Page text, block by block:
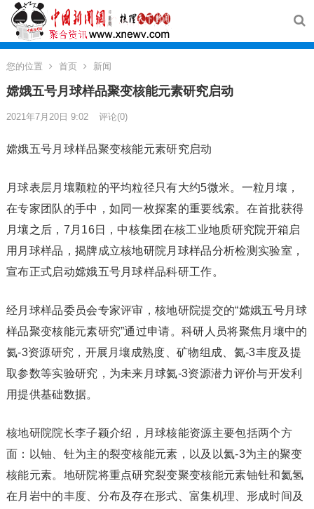
您的位置 首页 新闻
嫦娥五号月球样品聚变核能元素研究启动
2021年7月20日 9:02 评论(0)
嫦娥五号月球样品聚变核能元素研究启动
月球表层月壤颗粒的平均粒径只有大约5微米。一粒月壤，
在专家团队的手中，如同一枚探案的重要线索。在首批获得
月壤之后，7月16日，中核集团在核工业地质研究院开箱启
用月球样品，揭牌成立核地研院月球样品分析检测实验室，
宣布正式启动嫦娥五号月球样品科研工作。
经月球样品委员会专家评审，核地研院提交的“嫦娥五号月球
样品聚变核能元素研究”通过申请。科研人员将聚焦月壤中的
氦-3资源研究，开展月壤成熟度、矿物组成、氦-3丰度及提
取参数等实验研究，为未来月球氦-3资源潜力评价与开发利
用提供基础数据。
核地研院院长李子颖介绍，月球核能资源主要包括两个方
面：以铀、钍为主的裂变核能元素，以及以氦-3为主的聚变
核能元素。地研院将重点研究裂变聚变核能元素铀钍和氦氢
在月岩中的丰度、分布及存在形式、富集机理、形成时间及